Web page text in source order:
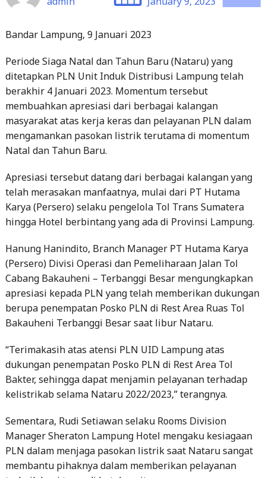
ditetapkan PLN Unit Induk Distribusi Lampung telah
berakhir 4 Januari 2023. Momentum tersebut
membuahkan apresiasi dari berbagai kalangan
masyarakat atas kerja keras dan pelayanan PLN dalam
mengamankan pasokan listrik terutama di momentum
Natal dan Tahun Baru.
Apresiasi tersebut datang dari berbagai kalangan yang
telah merasakan manfaatnya, mulai dari PT Hutama
Karya (Persero) selaku pengelola Tol Trans Sumatera
hingga Hotel berbintang yang ada di Provinsi Lampung.
Hanung Hanindito, Branch Manager PT Hutama Karya
(Persero) Divisi Operasi dan Pemeliharaan Jalan Tol
Cabang Bakauheni – Terbanggi Besar mengungkapkan
apresiasi kepada PLN yang telah memberikan dukungan
berupa penempatan Posko PLN di Rest Area Ruas Tol
Bakauheni Terbanggi Besar saat libur Nataru.
“Terimakasih atas atensi PLN UID Lampung atas
dukungan penempatan Posko PLN di Rest Area Tol
Bakter, sehingga dapat menjamin pelayanan terhadap
kelistrikab selama Nataru 2022/2023,” terangnya.
Sementara, Rudi Setiawan selaku Rooms Division
Manager Sheraton Lampung Hotel mengaku kesiagaan
PLN dalam menjaga pasokan listrik saat Nataru sangat
membantu pihaknya dalam memberikan pelayanan
terbaik bagi tamu di hotelnya itu.
“Terima kasih untuk seluruh manajemen PLN atas